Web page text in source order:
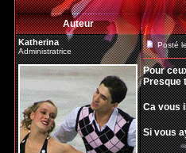
Auteur
Katherina
Administratrice
Posté
Pour
Presque
Ca vous
Si vous